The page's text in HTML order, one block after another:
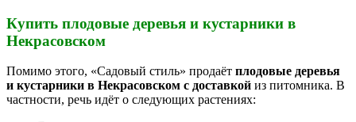
Купить плодовые деревья и кустарники в
Некрасовском
Помимо этого, «Садовый стиль» продаёт плодовые деревья
и кустарники в Некрасовском с доставкой из питомника. В
частности, речь идёт о следующих растениях: